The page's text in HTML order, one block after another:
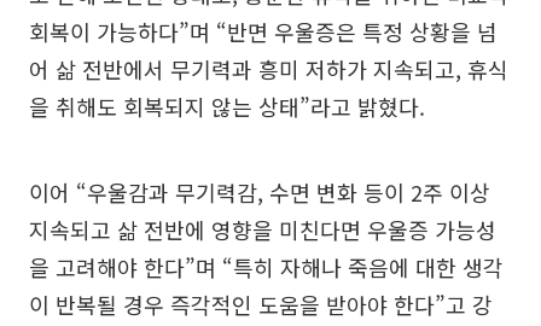
회복이 가능하다”며 “반면 우울증은 특정 상황을 넘
어 삶 전반에서 무기력과 흥미 저하가 지속되고, 휴식
을 취해도 회복되지 않는 상태”라고 밝혔다.
이어 “우울감과 무기력감, 수면 변화 등이 2주 이상
지속되고 삶 전반에 영향을 미친다면 우울증 가능성
을 고려해야 한다”며 “특히 자해나 죽음에 대한 생각
이 반복될 경우 즉각적인 도움을 받아야 한다”고 강